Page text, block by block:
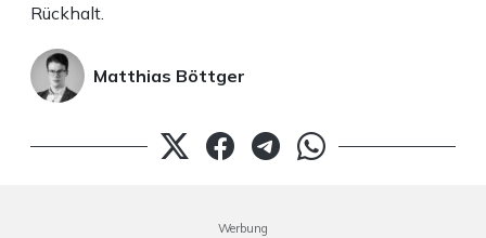
Rückhalt.
Matthias Böttger
Werbung